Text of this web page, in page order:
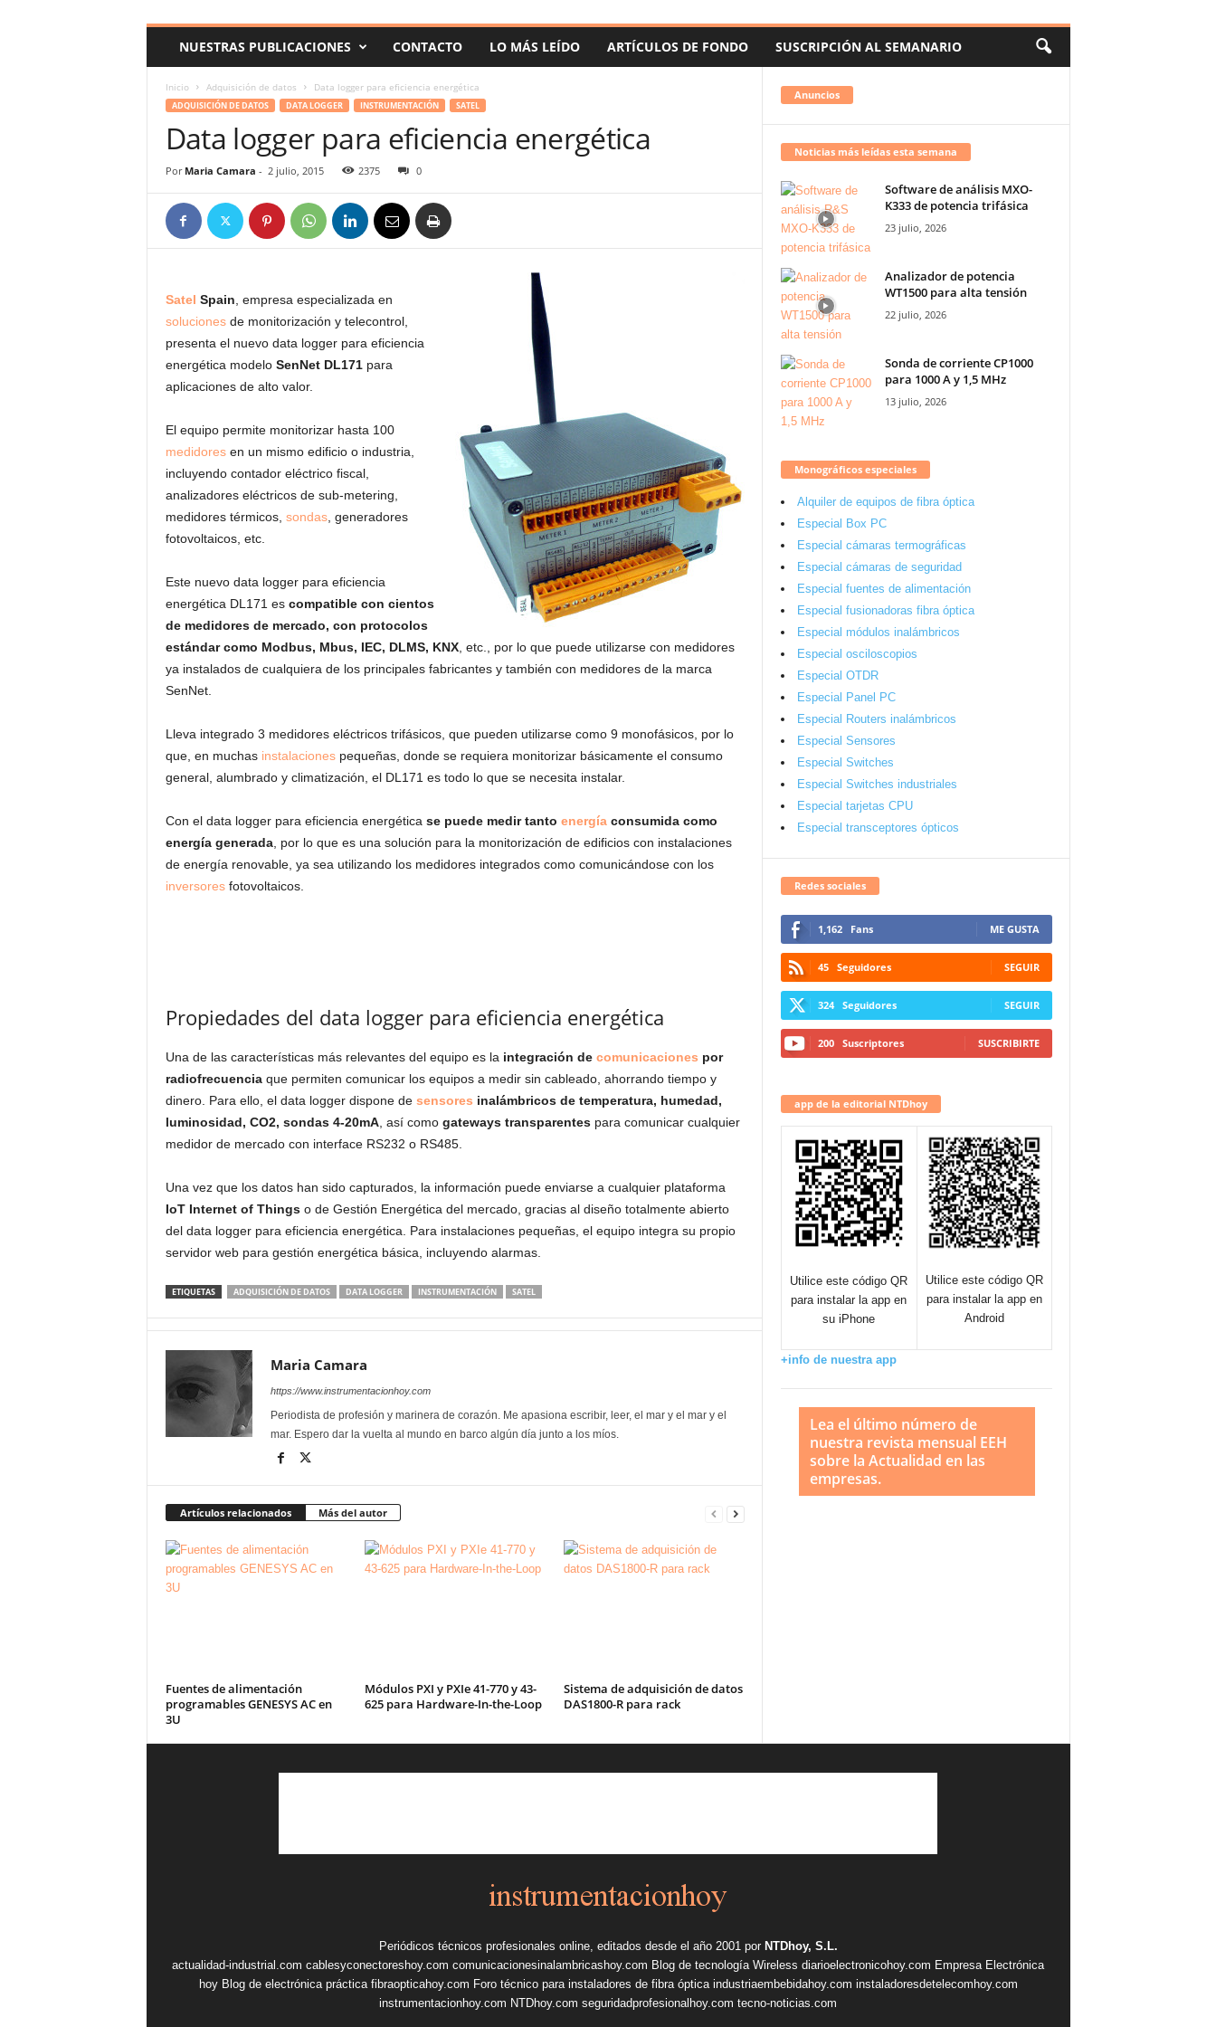
o
NUESTRAS PUBLICACIONES CONTACTO LO MÁS LEÍDO ARTÍCULOS DE FONDO SUSCRIPCIÓN AL SEMANARIO
Inicio Adquisición de datos Data logger para eficiencia energética
ADQUISICIÓN DE DATOS DATA LOGGER INSTRUMENTACIÓN SATEL
Data logger para eficiencia energética
Por Maria Camara - 2 julio, 2015 2375 0
Satel Spain , empresa especializada en
solucionesde monitorización y telecontrol,
presenta el nuevo data logger para eficiencia
energética modelo SenNet DL171para
aplicaciones de alto valor.
El equipo permite monitorizar hasta 100
medidoresen un mismo edificio o industria,
incluyendo contador eléctrico fiscal,
analizadores eléctricos de sub-metering,
medidores térmicos, sondas, generadores
fotovoltaicos, etc.
Este nuevo data logger para eficiencia
energética DL171 es compatible con cientos
de medidores de mercado, con protocolos
estándar como Modbus, Mbus, IEC, DLMS, KNX, etc., por lo que puede utilizarse con medidores
ya instalados de cualquiera de los principales fabricantes y también con medidores de la marca
SenNet.
Lleva integrado 3 medidores eléctricos trifásicos, que pueden utilizarse como 9 monofásicos, por lo
que, en muchas instalacionespequeñas, donde se requiera monitorizar básicamente el consumo
general, alumbrado y climatización, el DL171 es todo lo que se necesita instalar.
Con el data logger para eficiencia energética se puede medir tanto energíaconsumida como
energía generada, por lo que es una solución para la monitorización de edificios con instalaciones
de energía renovable, ya sea utilizando los medidores integrados como comunicándose con los
inversoresfotovoltaicos.
Propiedades del data logger para eficiencia energética
Una de las características más relevantes del equipo es la integración de comunicaciones por
radiofrecuenciaque permiten comunicar los equipos a medir sin cableado, ahorrando tiempo y
dinero. Para ello, el data logger dispone de sensores inalámbricos de temperatura, humedad,
luminosidad, CO2, sondas 4-20mA, así como gateways transparentes para comunicar cualquier
medidor de mercado con interface RS232 o RS485.
Una vez que los datos han sido capturados, la información puede enviarse a cualquier plataforma
IoT Internet of Thingso de Gestión Energética del mercado, gracias al diseño totalmente abierto
del data logger para eficiencia energética. Para instalaciones pequeñas, el equipo integra su propio
servidor web para gestión energética básica, incluyendo alarmas.
ETIQUETAS ADQUISICIÓN DE DATOS DATA LOGGER INSTRUMENTACIÓN SATEL
Maria Camara
https://www.instrumentacionhoy.com
Periodista de profesión y marinera de corazón. Me apasiona escribir, leer, el mar y el mar y el
mar. Espero dar la vuelta al mundo en barco algún día junto a los míos.
Artículos relacionados Más del autor
Fuentes de alimentación
programables GENESYS AC en
3U
Módulos PXI y PXIe 41-770 y 43-
625 para Hardware-In-the-Loop
Sistema de adquisición de datos
DAS1800-R para rack
Anuncios
Noticias más leídas esta semana
Software de análisis MXO-
K333 de potencia trifásica
23 julio, 2026
Analizador de potencia
WT1500 para alta tensión
22 julio, 2026
Sonda de corriente CP1000
para 1000 A y 1,5 MHz
13 julio, 2026
Monográficos especiales
Alquiler de equipos de fibra óptica
Especial Box PC
Especial cámaras termográficas
Especial cámaras de seguridad
Especial fuentes de alimentación
Especial fusionadoras fibra óptica
Especial módulos inalámbricos
Especial osciloscopios
Especial OTDR
Especial Panel PC
Especial Routers inalámbricos
Especial Sensores
Especial Switches
Especial Switches industriales
Especial tarjetas CPU
Especial transceptores ópticos
Redes sociales
1,162 Fans ME GUSTA
45 Seguidores SEGUIR
324 Seguidores SEGUIR
200 Suscriptores SUSCRIBIRTE
app de la editorial NTDhoy
Utilice este código QR
para instalar la app en
su iPhone
Utilice este código QR
para instalar la app en
Android
+info de nuestra app
Lea el último número de
nuestra revista mensual EEH
sobre la Actualidad en las
empresas.
Periódicos técnicos profesionales online, editados desde el año 2001 por NTDhoy, S.L.
actualidad-industrial.com cablesyconectoreshoy.com comunicacionesinalambricashoy.com Blog de tecnología Wireless diarioelectronicohoy.com Empresa Electrónica
hoy Blog de electrónica práctica fibraopticahoy.com Foro técnico para instaladores de fibra óptica industriaembebidahoy.com instaladoresdetelecomhoy.com
instrumentacionhoy.com NTDhoy.com seguridadprofesionalhoy.com tecno-noticias.com